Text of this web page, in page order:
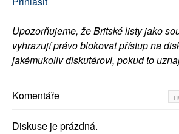
Upozorňujeme, že Britské listy jako
vyhrazují právo blokovat přístup na
jakémukoliv diskutérovi, pokud to
Komentáře
Diskuse je prázdná.